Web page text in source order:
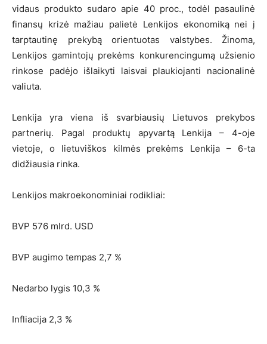
vidaus produkto sudaro apie 40 proc., todėl pasaulinė
finansų krizė mažiau palietė Lenkijos ekonomiką nei į
tarptautinę prekybą orientuotas valstybes. Žinoma,
Lenkijos gamintojų prekėms konkurencingumą užsienio
rinkose padėjo išlaikyti laisvai plaukiojanti nacionalinė
valiuta.
Lenkija yra viena iš svarbiausių Lietuvos prekybos
partnerių. Pagal produktų apyvartą Lenkija – 4-oje
vietoje, o lietuviškos kilmės prekėms Lenkija – 6-ta
didžiausia rinka.
Lenkijos makroekonominiai rodikliai:
BVP 576 mlrd. USD
BVP augimo tempas 2,7 %
Nedarbo lygis 10,3 %
Infliacija 2,3 %